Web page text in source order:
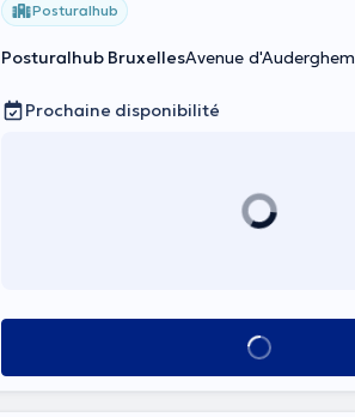
Posturalhub
Posturalhub BruxellesAvenue
Prochaine disponibilité
Voir tout